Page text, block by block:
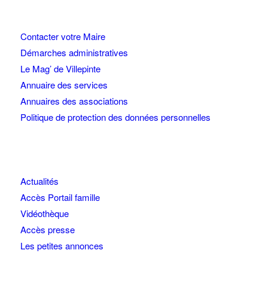
Contacter votre Maire
Démarches administratives
Le Mag’ de Villepinte
Annuaire des services
Annuaires des associations
Politique de protection des données personnelles
Actualités
Accès Portail famille
Vidéothèque
Accès presse
Les petites annonces